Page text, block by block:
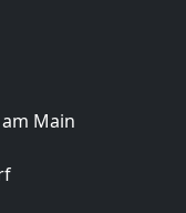
Main